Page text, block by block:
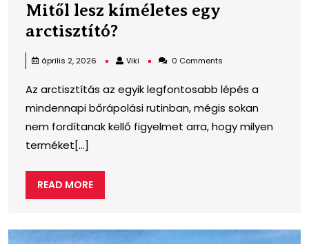
Mitől lesz kíméletes egy
arctisztító?Mitől
egy
arctisztító?
április 2, 2026 Viki Viki 0 Comments
Az arctisztítás az egyik legfontosabb lépés a
mindennapi bőrápolási rutinban, mégis sokan
nem fordítanak kellő figyelmet arra, hogy milyen
terméket[...]
READ MOREREAD
MORE